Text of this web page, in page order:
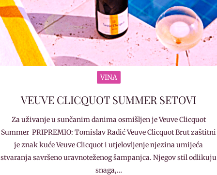
VINA
VEUVE CLICQUOT SUMMER SETOVI
Za uživanje u sunčanim danima osmišljen je Veuve Clicquot
Summer PRIPREMIO: Tomislav Radić Veuve Clicquot Brut zaštitni
je znak kuće Veuve Clicquot i utjelovljenje njezina umijeća
stvaranja savršeno uravnoteženog šampanjca. Njegov stil odlikuju
snaga,…